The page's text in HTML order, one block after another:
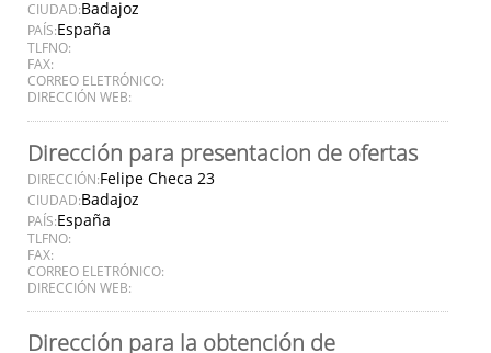
CIUDAD:Badajoz
PAÍS:España
TLFNO:
FAX:
CORREO ELETRÓNICO:
DIRECCIÓN WEB:
Dirección para presentacion de ofertas
DIRECCIÓN:Felipe Checa 23
CIUDAD:Badajoz
PAÍS:España
TLFNO:
FAX:
CORREO ELETRÓNICO:
DIRECCIÓN WEB:
Dirección para la obtención de